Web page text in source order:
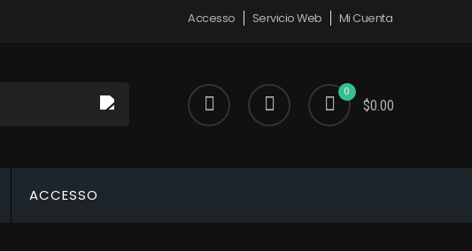
Accesso Servicio Web Mi Cuenta
0
$0.00
ACCESSO